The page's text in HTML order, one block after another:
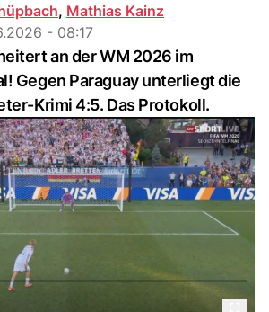
, Mathias Kainz
- 08:17
an der WM 2026 im
Gegen Paraguay unterliegt die
Krimi 4:5. Das Protokoll.